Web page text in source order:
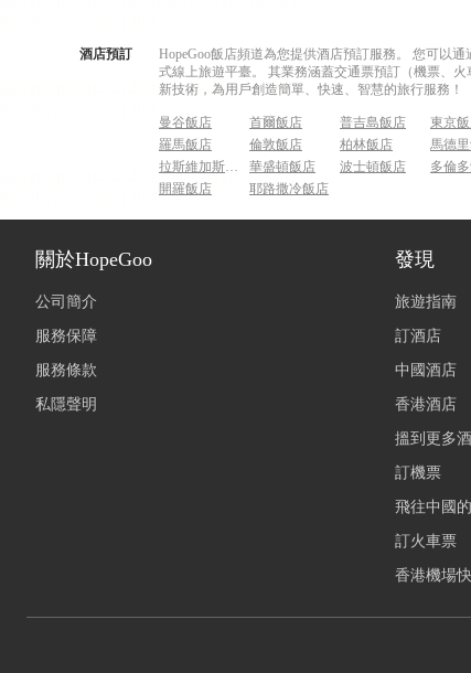
酒店預訂
HopeGoo飯店頻道為您提供酒店預訂服務。 您可以
式線上旅遊平臺。 其業務涵蓋交通票預訂（機票、
新技術，為用戶創造簡單、快速、智慧的旅行服務！
曼谷飯店 首爾飯店 普吉島飯店 東京
羅馬飯店
倫敦飯店 柏林飯店 馬德
拉斯維加斯飯店
華盛頓飯店 波士頓飯店 多倫
開羅飯店
耶路撒冷飯店
關於HopeGoo
公司簡介
服務保障
服務條款
私隱聲明
發現
旅遊指南
訂酒店
中國酒店
香港酒店
搵到更多
訂機票
飛往中國
訂火車票
香港機場